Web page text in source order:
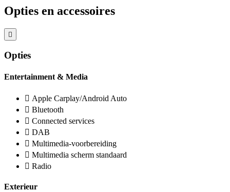
Opties en accessoires
Opties
Entertainment & Media
Apple Carplay/Android Auto
Bluetooth
Connected services
DAB
Multimedia-voorbereiding
Multimedia scherm standaard
Radio
Exterieur